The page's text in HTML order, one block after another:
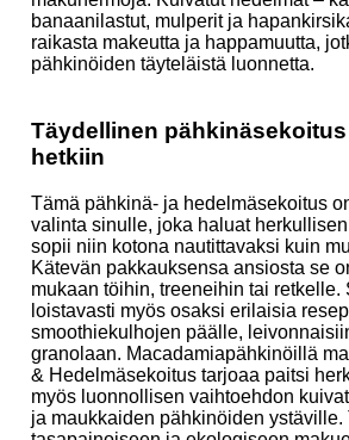
banaanilastut, mulperit ja
raikasta makeutta ja happamuutta,
pähkinöiden täyteläistä luonnetta.
Täydellinen
hetkiin
Tämä pähkinä- ja hedelmäsekoitus
valinta sinulle, joka haluat
sopii niin kotona nautittavaksi kuin
Kätevän pakkauksensa ansiosta se
mukaan töihin, treeneihin tai retkelle.
loistavasti myös osaksi erilaisia
smoothiekulhojen päälle,
granolaan. Macadamiapähkinöillä
& Hedelmäsekoitus tarjoaa paitsi
myös luonnollisen vaihtoehdon
ja maukkaiden pähkinöiden ystäville.